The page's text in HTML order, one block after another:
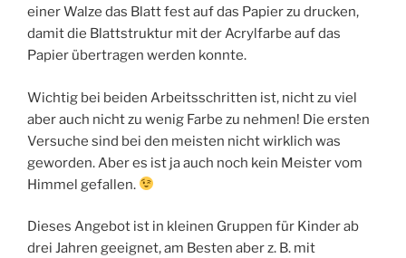
einer Walze das Blatt fest auf das Papier zu drucken,
damit die Blattstruktur mit der Acrylfarbe auf das
Papier übertragen werden konnte.
Wichtig bei beiden Arbeitsschritten ist, nicht zu viel
aber auch nicht zu wenig Farbe zu nehmen! Die ersten
Versuche sind bei den meisten nicht wirklich was
geworden. Aber es ist ja auch noch kein Meister vom
Himmel gefallen.
Dieses Angebot ist in kleinen Gruppen für Kinder ab
drei Jahren geeignet, am Besten aber z. B. mit